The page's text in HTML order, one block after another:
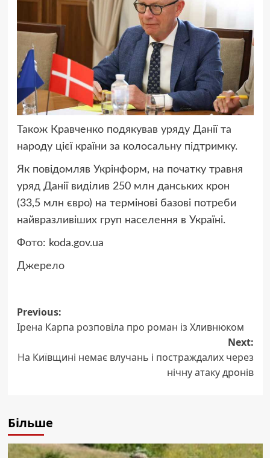
Також Кравченко подякував уряду Данії та
народу цієї країни за колосальну підтримку.
Як повідомляв Укрінформ, на початку травня
уряд Данії виділив 250 млн данських крон
(33,5 млн євро) на термінові базові потреби
найвразливіших груп населення в Україні.
Фото: koda.gov.ua
Джерело
Post
navigation
Previous:
Ірена Карпа розповіла про роман із Хливнюком
Next:
На Київщині немає влучань і постраждалих через
нічну атаку дронів
Більше